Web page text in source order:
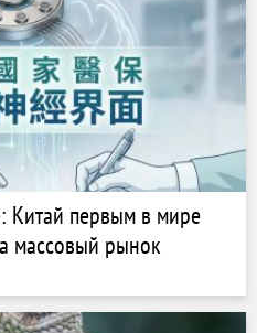
Китай первым в мире
массовый рынок